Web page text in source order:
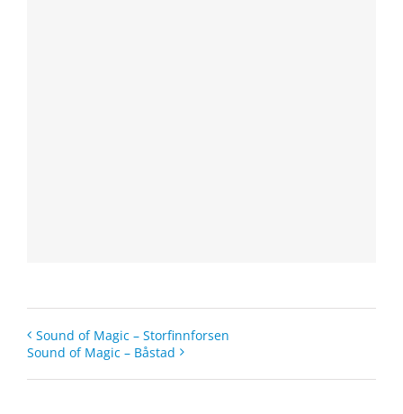
Sound of Magic – Storfinnforsen
Sound of Magic – Båstad